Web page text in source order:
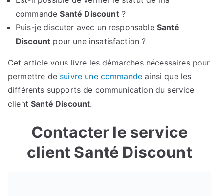
commandeSanté Discount?
Puis-je discuter avec un responsable Santé
Discount pour une insatisfaction ?
Cet article vous livre les démarches nécessaires pour
permettre de suivre une commande ainsi que les
différents supports de communication du service
clientSanté Discount.
Contacter le service
client Santé Discount